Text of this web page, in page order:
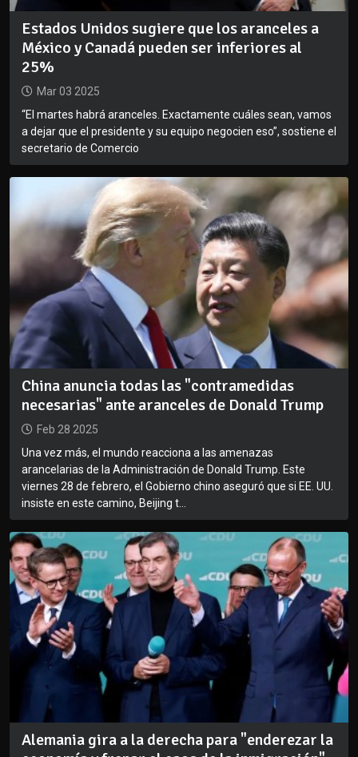
Estados Unidos sugiere que los aranceles a
México y Canadá pueden ser inferiores al
25%
Mar 03 2025
“El martes habrá aranceles. Exactamente cuáles sean, vamos
a dejar que el presidente y su equipo negocien eso”, sostiene el
secretario de Comercio
China anuncia todas las "contramedidas
necesarias" ante aranceles de Donald Trump
Feb 28 2025
Una vez más, el mundo reacciona a las amenazas
arancelarias de la Administración de Donald Trump. Este
viernes 28 de febrero, el Gobierno chino aseguró que si EE. UU.
insiste en este camino, Beijing t...
Alemania gira a la derecha para "enderezar la